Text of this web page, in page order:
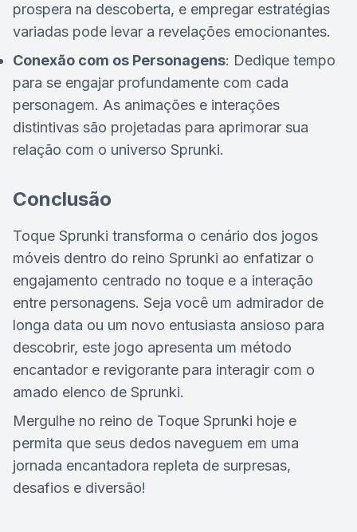
prospera na descoberta, e empregar estratégias
variadas pode levar a revelações emocionantes.
Conexão com os Personagens: Dedique tempo
para se engajar profundamente com cada
personagem. As animações e interações
distintivas são projetadas para aprimorar sua
relação com o universo Sprunki.
Conclusão
Toque Sprunki transforma o cenário dos jogos
móveis dentro do reino Sprunki ao enfatizar o
engajamento centrado no toque e a interação
entre personagens. Seja você um admirador de
longa data ou um novo entusiasta ansioso para
descobrir, este jogo apresenta um método
encantador e revigorante para interagir com o
amado elenco de Sprunki.
Mergulhe no reino de Toque Sprunki hoje e
permita que seus dedos naveguem em uma
jornada encantadora repleta de surpresas,
desafios e diversão!